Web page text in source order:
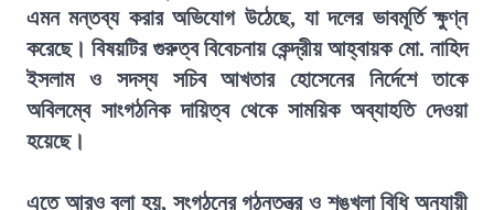
এমন মন্তব্য করার অভিযোগ উঠেছে, যা দলের ভাবমূর্তি ক্ষুণ্ন
করেছে। বিষয়টির গুরুত্ব বিবেচনায় কেন্দ্রীয় আহ্বায়ক মো. নাহিদ
ইসলাম ও সদস্য সচিব আখতার হোসেনের নির্দেশে তাকে
অবিলম্বে সাংগঠনিক দায়িত্ব থেকে সাময়িক অব্যাহতি দেওয়া
হয়েছে।
এতে আরও বলা হয়, সংগঠনের গঠনতন্ত্র ও শৃঙ্খলা বিধি অনুযায়ী